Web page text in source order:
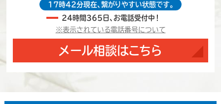
17時42分現在、繋がりやすい状態です。
24時間365日、お電話受付中！
※表示されている電話番号について
メール相談はこちら